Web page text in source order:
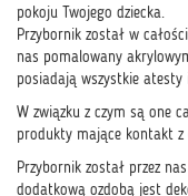
pokoju Twojego dziecka.
Przybornik został w
nas pomalowany
posiadają wszystkie atesty
W związku z czym są one
produkty mające kontakt z
Przybornik został przez
dodatkową ozdobą jest